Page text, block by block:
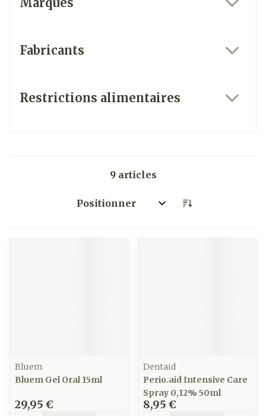
Fabricants
Restrictions alimentaires
9articles
Trier par:
Bluem
Bluem Gel Oral 15ml
29,95 €
Dentaid
Perio.aid Intensive Care
Spray 0,12% 50ml
8,95 €